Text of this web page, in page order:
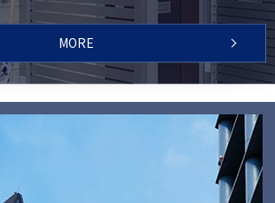
MORE